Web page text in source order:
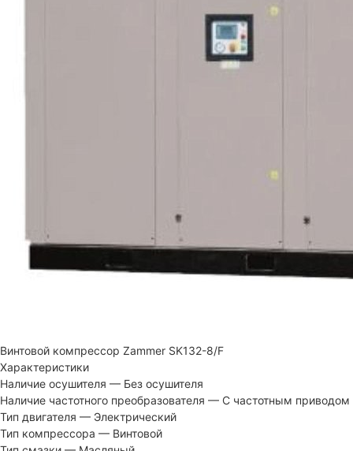
Винтовой компрессор Zammer SK132-8/F
Характеристики
Наличие осушителя — Без осушителя
Наличие частотного преобразователя — С частотным приводом
Тип двигателя — Электрический
Тип компрессора — Винтовой